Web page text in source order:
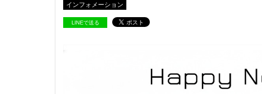
インフォメーション
LINEで送る